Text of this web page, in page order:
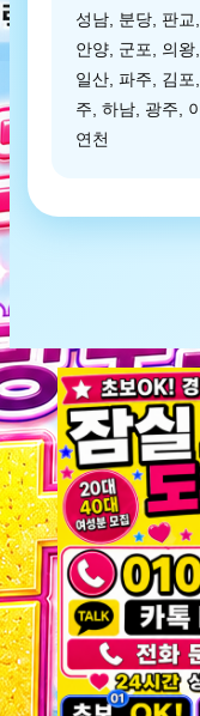
성남, 분당, 판교
안양, 군포, 의
일산, 파주, 김
주, 하남, 광주,
연천